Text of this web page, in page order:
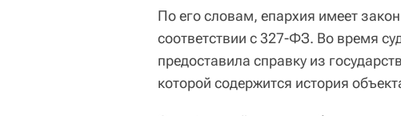
По его словам, епархия имеет
соответствии с 327-ФЗ. Во время
предоставила справку из
которой содержится история